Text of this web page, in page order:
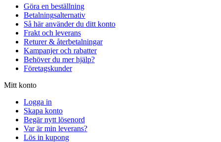
Göra en beställning
Betalningsalternativ
Så här använder du ditt konto
Frakt och leverans
Returer & återbetalningar
Kampanjer och rabatter
Behöver du mer hjälp?
Företagskunder
Mitt konto
Logga in
Skapa konto
Begär nytt lösenord
Var är min leverans?
Lös in kupong